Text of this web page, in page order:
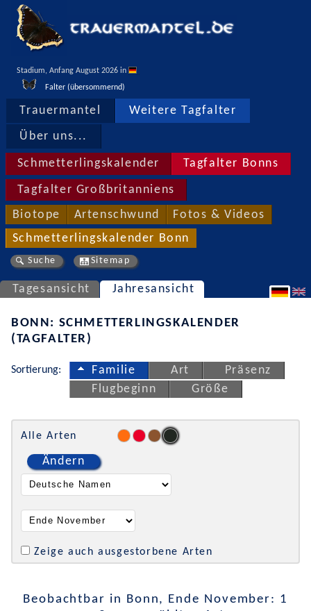
Stadium, Anfang August 2026 in
Falter (übersommernd)
Trauermantel Weitere Tagfalter
Über uns...
Schmetterlingskalender Tagfalter Bonns
Tagfalter Großbritanniens
Biotope Artenschwund Fotos & Videos
Schmetterlingskalender Bonn
Suche Sitemap
Tagesansicht Jahresansicht
BONN: SCHMETTERLINGSKALENDER
(TAGFALTER)
Sortierung: Familie Art
Präsenz
Flugbeginn
Größe
Alle Arten
Ändern
Zeige auch ausgestorbene Arten
Beobachtbar in Bonn, Ende November: 1